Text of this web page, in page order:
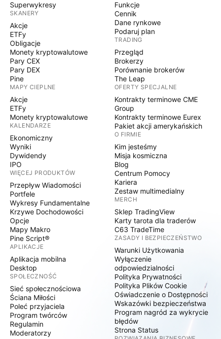
Superwykresy
SKANERY
Akcje
ETFy
Obligacje
Monety kryptowalutowe
Pary CEX
Pary DEX
Pine
MAPY CIEPLNE
Akcje
ETFy
Monety kryptowalutowe
KALENDARZE
Ekonomiczny
Wyniki
Dywidendy
IPO
WIĘCEJ PRODUKTÓW
Przepływ Wiadomości
Portfele
Wykresy Fundamentalne
Krzywe Dochodowości
Opcje
Mapy Makro
Pine Script®
APLIKACJE
Aplikacja mobilna
Desktop
SPOŁECZNOŚĆ
Sieć społecznościowa
Ściana Miłości
Poleć przyjaciela
Program twórców
Regulamin
Moderatorzy
Funkcje
Cennik
Dane rynkowe
Podaruj plan
TRADING
Przegląd
Brokerzy
Porównanie brokerów
The Leap
OFERTY SPECJALNE
Kontrakty terminowe CME
Group
Kontrakty terminowe Eurex
Pakiet akcji amerykańskich
O FIRMIE
Kim jesteśmy
Misja kosmiczna
Blog
Centrum Pomocy
Kariera
Zestaw multimedialny
MERCH
Sklep TradingView
Karty tarota dla traderów
C63 TradeTime
ZASADY I BEZPIECZEŃSTWO
Warunki Użytkowania
Wyłączenie
odpowiedzialności
Polityka Prywatności
Polityka Plików Cookie
Oświadczenie o Dostępności
Wskazówki bezpieczeństwa
Program nagród za wykrycie
błędów
Strona Status